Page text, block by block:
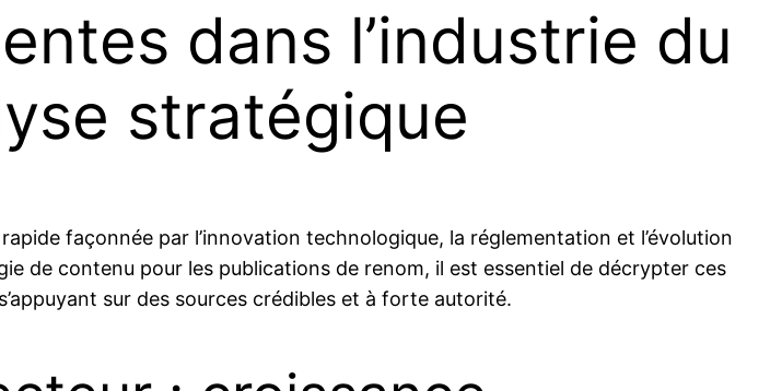
dans l’industrie du
stratégique
façonnée par l’innovation technologique, la réglementation et l’évolution
de contenu pour les publications de renom, il est essentiel de décrypter ces
sur des sources crédibles et à forte autorité.